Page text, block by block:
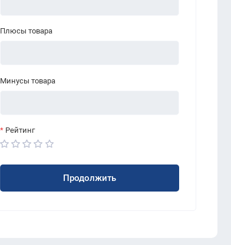
Плюсы товара
Минусы товара
Рейтинг
Продолжить